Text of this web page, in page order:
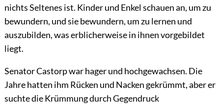
nichts Seltenes ist. Kinder und Enkel schauen an, um zu
bewundern, und sie bewundern, um zu lernen und
auszubilden, was erblicherweise in ihnen vorgebildet
liegt.
Senator Castorp war hager und hochgewachsen. Die
Jahre hatten ihm Rücken und Nacken gekrümmt, aber er
suchte die Krümmung durch Gegendruck